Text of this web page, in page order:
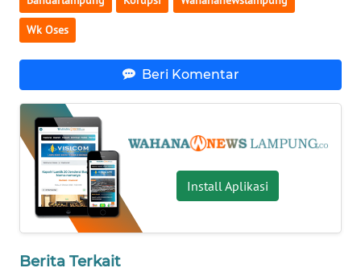
Wk Oses
Beri Komentar
Install Aplikasi
Berita Terkait
WN
JATENG
WN
JOGJA
WN
JATIM
WN